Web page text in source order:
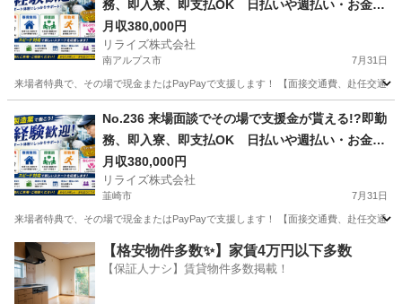
務、即入寮、即支払OK 日払いや週払い・お金住
む場所に困ってる方必見の案件です！簡単な電子
部品の製造・加工のお仕事♪
月収380,000円
リライズ株式会社
南アルプス市 7月31日
来場者特典で、その場で現金またはPayPayで支援します！ 【面接交通費、赴任交通
その他
No.236 来場面談でその場で支援金が貰える!?即勤
務、即入寮、即支払OK 日払いや週払い・お金住
む場所に困ってる方必見の案件です！簡単な電子
部品の製造・加工のお仕事♪
月収380,000円
リライズ株式会社
韮崎市 7月31日
来場者特典で、その場で現金またはPayPayで支援します！ 【面接交通費、赴任交通
山梨 韮崎市 その他 業務
【格安物件多数✨】家賃4万円以下多数
【保証人ナシ】賃貸物件多数掲載！